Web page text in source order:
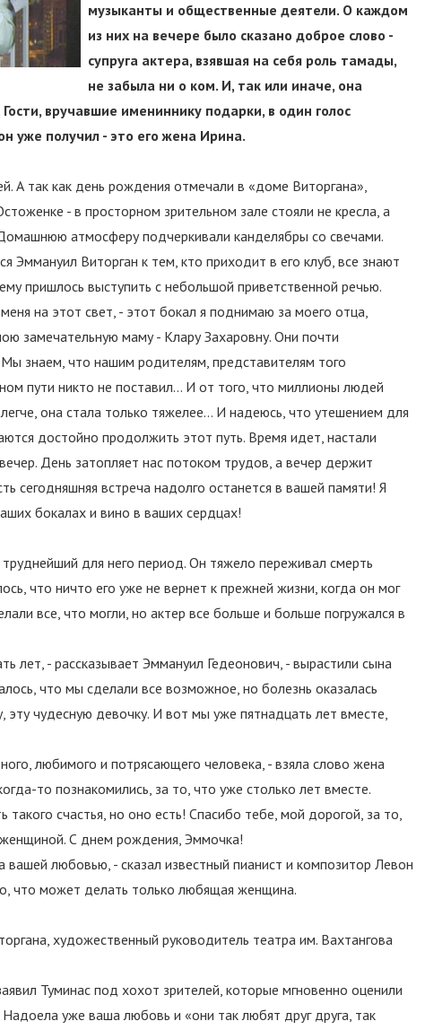
музыканты и общественные деятели. О каждом
из них на вечере было сказано доброе слово -
супруга актера, взявшая на себя роль тамады,
не забыла ни о ком. И, так или иначе, она
вручавшие имениннику подарки, в один голос
уже получил - это его жена Ирина.
А так как день рождения отмечали в «доме Виторгана»,
- в просторном зрительном зале стояли не кресла, а
атмосферу подчеркивали канделябры со свечами.
Эммануил Виторган к тем, кто приходит в его клуб, все знают
пришлось выступить с небольшой приветственной речью.
на этот свет, - этот бокал я поднимаю за моего отца,
замечательную маму - Клару Захаровну. Они почти
знаем, что нашим родителям, представителям того
пути никто не поставил... И от того, что миллионы людей
она стала только тяжелее… И надеюсь, что утешением для
достойно продолжить этот путь. Время идет, настали
День затопляет нас потоком трудов, а вечер держит
сегодняшняя встреча надолго останется в вашей памяти! Я
бокалах и вино в ваших сердцах!
для него период. Он тяжело переживал смерть
что ничто его уже не вернет к прежней жизни, когда он мог
все, что могли, но актер все больше и больше погружался в
лет, - рассказывает Эммануил Гедеонович, - вырастили сына
что мы сделали все возможное, но болезнь оказалась
чудесную девочку. И вот мы уже пятнадцать лет вместе,
любимого и потрясающего человека, - взяла слово жена
то познакомились, за то, что уже столько лет вместе.
счастья, но оно есть! Спасибо тебе, мой дорогой, за то,
С днем рождения, Эммочка!
любовью, - сказал известный пианист и композитор Левон
что может делать только любящая женщина.
художественный руководитель театра им. Вахтангова
Туминас под хохот зрителей, которые мгновенно оценили
уже ваша любовь и «они так любят друг друга, так